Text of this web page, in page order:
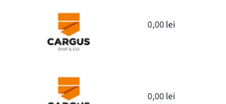
0,00 lei
0,00 lei